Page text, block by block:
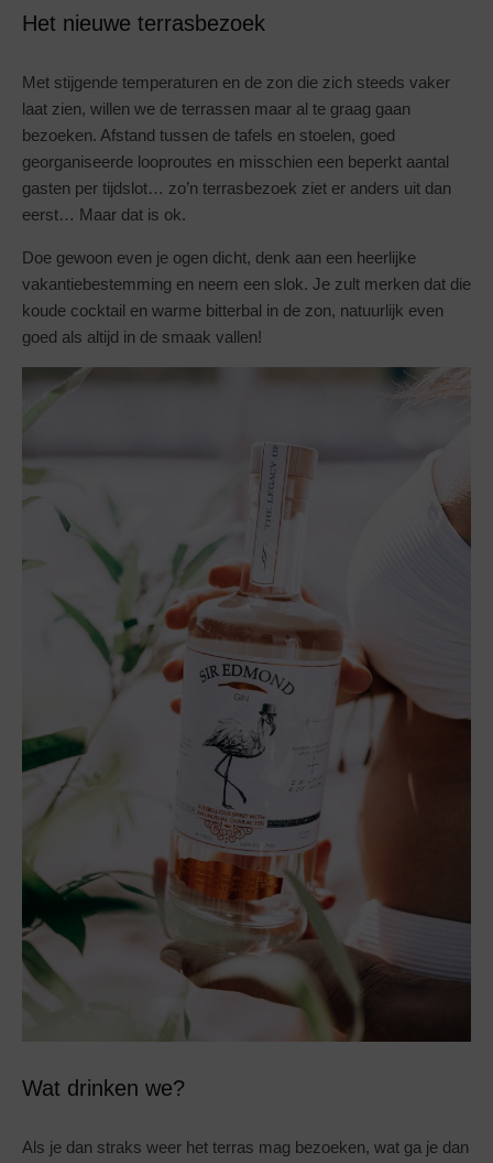
Het nieuwe terrasbezoek
Met stijgende temperaturen en de zon die zich steeds vaker
laat zien, willen we de terrassen maar al te graag gaan
bezoeken. Afstand tussen de tafels en stoelen, goed
georganiseerde looproutes en misschien een beperkt aantal
gasten per tijdslot… zo’n terrasbezoek ziet er anders uit dan
eerst… Maar dat is ok.
Doe gewoon even je ogen dicht, denk aan een heerlijke
vakantiebestemming en neem een slok. Je zult merken dat die
koude cocktail en warme bitterbal in de zon, natuurlijk even
goed als altijd in de smaak vallen!
Wat drinken we?
Als je dan straks weer het terras mag bezoeken, wat ga je dan